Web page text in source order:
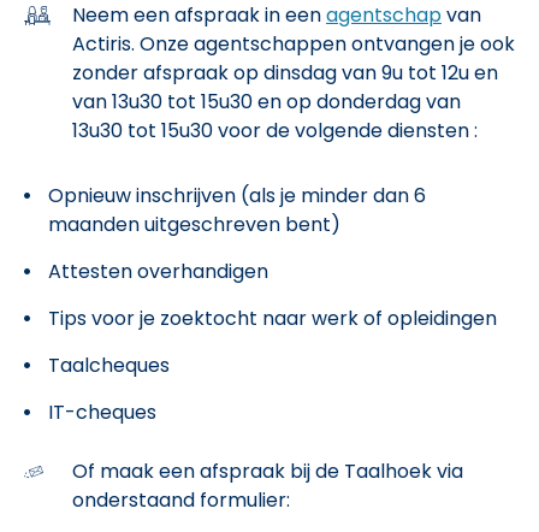
Neem een afspraak in eenagentschapvan
Actiris. Onze agentschappen ontvangen je ook
zonder afspraak op dinsdag van 9u tot 12u en
van 13u30 tot 15u30 en op donderdag van
13u30 tot 15u30 voor de volgende diensten :
Opnieuw inschrijven (als je minder dan 6
maanden uitgeschreven bent)
Attesten overhandigen
Tips voor je zoektocht naar werk of opleidingen
Taalcheques
IT-cheques
Of maak een afspraak bij de Taalhoek via
onderstaand formulier: